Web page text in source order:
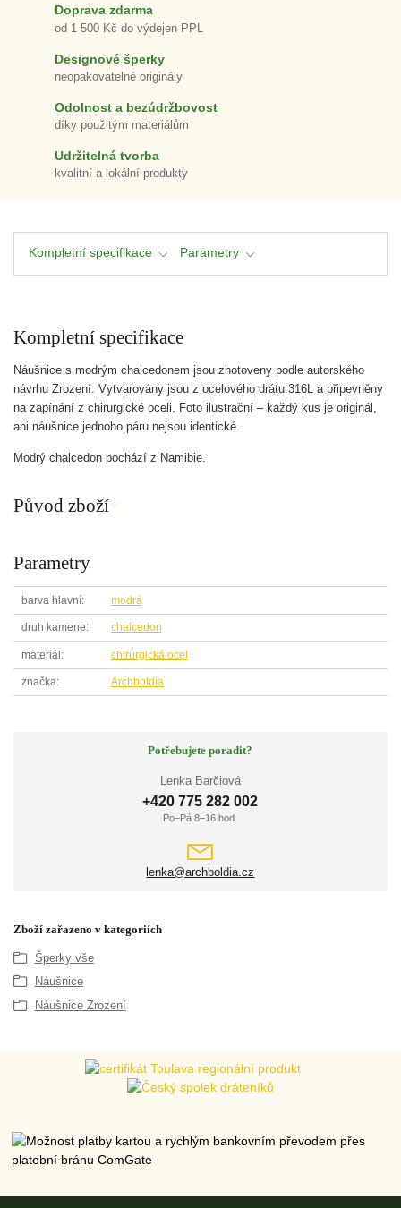
Doprava zdarma
od 1 500 Kč do výdejen PPL
Designové šperky
neopakovatelné originály
Odolnost a bezúdržbovost
díky použitým materiálům
Udržitelná tvorba
kvalitní a lokální produkty
Kompletní specifikace Parametry
Kompletní specifikace
Náušnice s modrým chalcedonem jsou zhotoveny podle autorského
návrhu Zrození. Vytvarovány jsou z ocelového drátu 316L a připevněny
na zapínání z chirurgické oceli. Foto ilustrační – každý kus je originál,
ani náušnice jednoho páru nejsou identické.
Modrý chalcedon pochází z Namibie.
Původ zboží
Parametry
barva hlavní modrá
druh kamene chalcedon
materiál chirurgická ocel
značka Archboldia
Potřebujete poradit?
Lenka Barčiová
+420 775 282 002
Po–Pá 8–16 hod.
lenka@archboldia.cz
Zboží zařazeno v kategoriích
Šperky vše
Náušnice
Náušnice Zrození